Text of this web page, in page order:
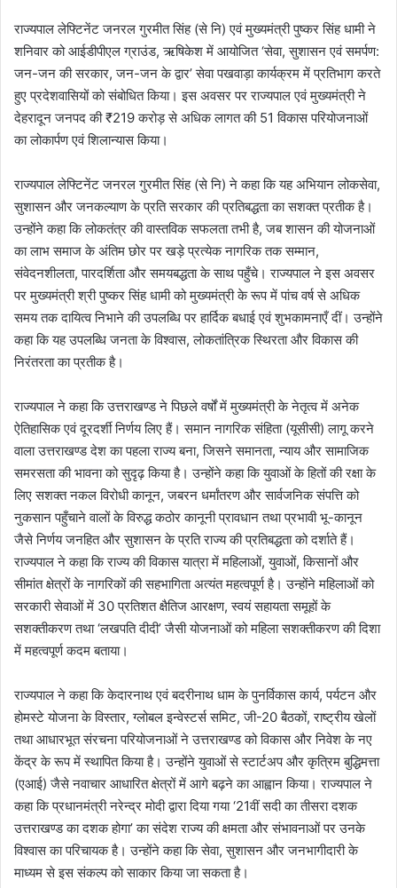
राज्यपाल लेफ्टिनेंट जनरल गुरमीत सिंह (से नि) एवं मुख्यमंत्री पुष्कर सिंह धामी ने
शनिवार को आईडीपीएल ग्राउंड, ऋषिकेश में आयोजित ‘सेवा, सुशासन एवं समर्पण:
जन-जन की सरकार, जन-जन के द्वार’ सेवा पखवाड़ा कार्यक्रम में प्रतिभाग करते
हुए प्रदेशवासियों को संबोधित किया। इस अवसर पर राज्यपाल एवं मुख्यमंत्री ने
देहरादून जनपद की ₹219 करोड़ से अधिक लागत की 51 विकास परियोजनाओं
का लोकार्पण एवं शिलान्यास किया।
राज्यपाल लेफ्टिनेंट जनरल गुरमीत सिंह (से नि) ने कहा कि यह अभियान लोकसेवा,
सुशासन और जनकल्याण के प्रति सरकार की प्रतिबद्धता का सशक्त प्रतीक है।
उन्होंने कहा कि लोकतंत्र की वास्तविक सफलता तभी है, जब शासन की योजनाओं
का लाभ समाज के अंतिम छोर पर खड़े प्रत्येक नागरिक तक सम्मान,
संवेदनशीलता, पारदर्शिता और समयबद्धता के साथ पहुँचे। राज्यपाल ने इस अवसर
पर मुख्यमंत्री श्री पुष्कर सिंह धामी को मुख्यमंत्री के रूप में पांच वर्ष से अधिक
समय तक दायित्व निभाने की उपलब्धि पर हार्दिक बधाई एवं शुभकामनाएँ दीं। उन्होंने
कहा कि यह उपलब्धि जनता के विश्वास, लोकतांत्रिक स्थिरता और विकास की
निरंतरता का प्रतीक है।
राज्यपाल ने कहा कि उत्तराखण्ड ने पिछले वर्षों में मुख्यमंत्री के नेतृत्व में अनेक
ऐतिहासिक एवं दूरदर्शी निर्णय लिए हैं। समान नागरिक संहिता (यूसीसी) लागू करने
वाला उत्तराखण्ड देश का पहला राज्य बना, जिसने समानता, न्याय और सामाजिक
समरसता की भावना को सुदृढ़ किया है। उन्होंने कहा कि युवाओं के हितों की रक्षा के
लिए सशक्त नकल विरोधी कानून, जबरन धर्मांतरण और सार्वजनिक संपत्ति को
नुकसान पहुँचाने वालों के विरुद्ध कठोर कानूनी प्रावधान तथा प्रभावी भू-कानून
जैसे निर्णय जनहित और सुशासन के प्रति राज्य की प्रतिबद्धता को दर्शाते हैं।
राज्यपाल ने कहा कि राज्य की विकास यात्रा में महिलाओं, युवाओं, किसानों और
सीमांत क्षेत्रों के नागरिकों की सहभागिता अत्यंत महत्वपूर्ण है। उन्होंने महिलाओं को
सरकारी सेवाओं में 30 प्रतिशत क्षैतिज आरक्षण, स्वयं सहायता समूहों के
सशक्तीकरण तथा ‘लखपति दीदी’ जैसी योजनाओं को महिला सशक्तीकरण की दिशा
में महत्वपूर्ण कदम बताया।
राज्यपाल ने कहा कि केदारनाथ एवं बदरीनाथ धाम के पुनर्विकास कार्य, पर्यटन और
होमस्टे योजना के विस्तार, ग्लोबल इन्वेस्टर्स समिट, जी-20 बैठकों, राष्ट्रीय खेलों
तथा आधारभूत संरचना परियोजनाओं ने उत्तराखण्ड को विकास और निवेश के नए
केंद्र के रूप में स्थापित किया है। उन्होंने युवाओं से स्टार्टअप और कृत्रिम बुद्धिमत्ता
(एआई) जैसे नवाचार आधारित क्षेत्रों में आगे बढ़ने का आह्वान किया। राज्यपाल ने
कहा कि प्रधानमंत्री नरेन्द्र मोदी द्वारा दिया गया ‘21वीं सदी का तीसरा दशक
उत्तराखण्ड का दशक होगा’ का संदेश राज्य की क्षमता और संभावनाओं पर उनके
विश्वास का परिचायक है। उन्होंने कहा कि सेवा, सुशासन और जनभागीदारी के
माध्यम से इस संकल्प को साकार किया जा सकता है।